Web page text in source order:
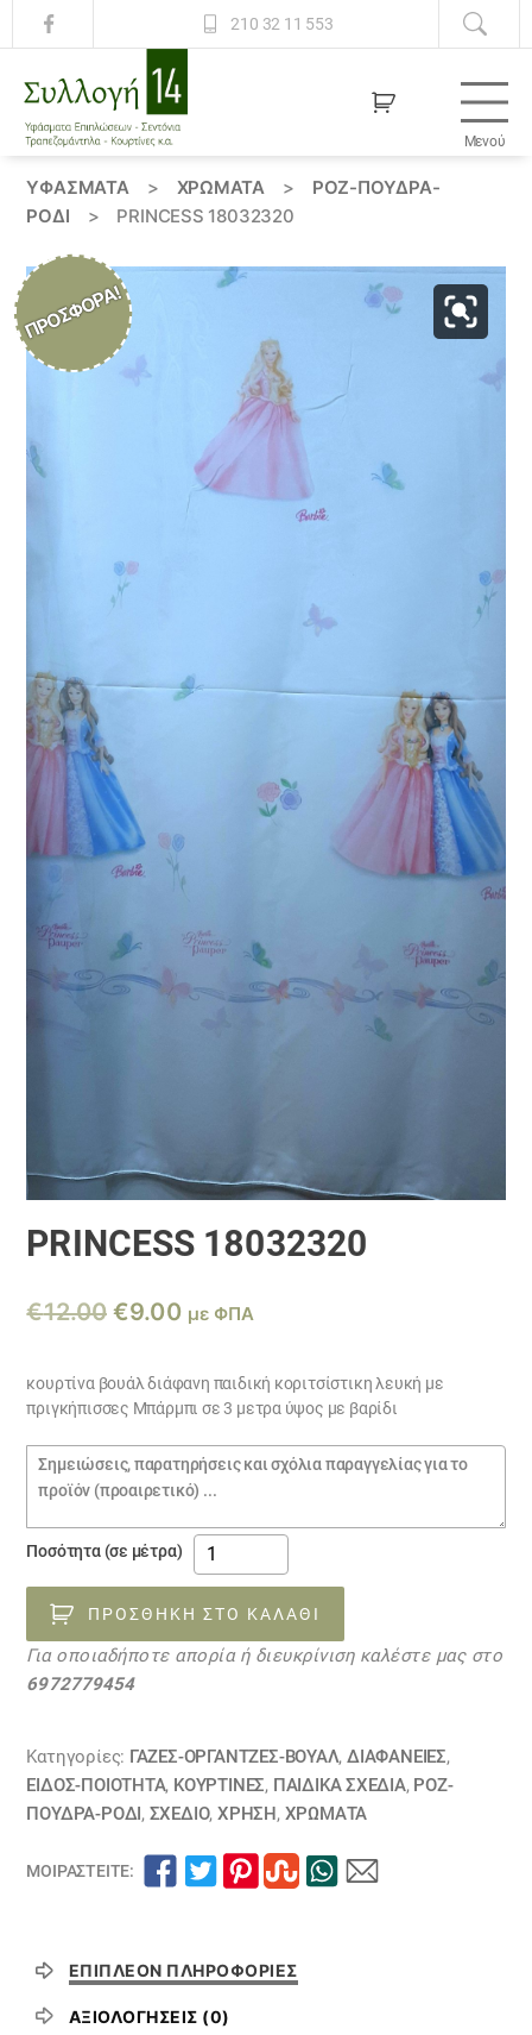
210 32 11 553
14
Μενού
ΥΦΆΣΜΑΤΑ > ΧΡΏΜΑΤΑ >
ΡΟΖ-ΠΟΥΔΡΑ-
ΡΟΔΙ
> PRINCESS 18032320
ΠΡΟΣΦΟΡΆ!
PRINCESS 18032320
€12.00 Original
was:
€12.00.
€9.00Η
τιμή
είναι:
€9.00.
με ΦΠΑ
κουρτίνα βουάλ διάφανη παιδική κοριτσίστικη λευκή με
πριγκήπισσες Μπάρμπι σε 3 μετρα ύψος με βαρίδι
Σημειώσεις
παραγγελίας
Ποσότητα (σε μέτρα)
princess
18032320
ποσότητα
ΠΡΟΣΘΉΚΗ ΣΤΟ ΚΑΛΆΘΙ
Για οποιαδήποτε απορία ή διευκρίνιση καλέστε μας στο
6972779454
Κατηγορίες: ΓΆΖΕΣ-ΟΡΓΆΝΤΖΕΣ-ΒΟΥΆΛ,ΔΙΑΦΆΝΕΙΕΣ,
ΕΙΔΟΣ-ΠΟΙΟΤΗΤΑ, ΚΟΥΡΤΊΝΕΣ, ΠΑΙΔΙΚΆ ΣΧΈΔΙΑ, ΡΟΖ-
ΠΟΥΔΡΑ-ΡΟΔΙ, ΣΧΕΔΙΟ,ΧΡΗΣΗ, ΧΡΏΜΑΤΑ
ΜΟΙΡΑΣΤΕΊΤΕ:
ΕΠΙΠΛΈΟΝ ΠΛΗΡΟΦΟΡΊΕΣ
ΑΞΙΟΛΟΓΉΣΕΙΣ (0)